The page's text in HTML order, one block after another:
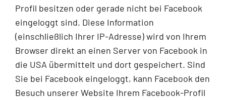
Profil besitzen oder gerade nicht bei Facebook
eingeloggt sind. Diese Information
(einschließlich Ihrer IP-Adresse) wird von Ihrem
Browser direkt an einen Server von Facebook in
die USA übermittelt und dort gespeichert. Sind
Sie bei Facebook eingeloggt, kann Facebook den
Besuch unserer Website Ihrem Facebook-Profil